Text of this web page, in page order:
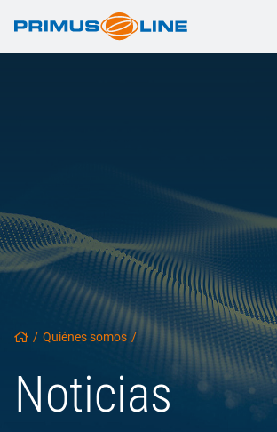
/ Quiénes somos /
Noticias